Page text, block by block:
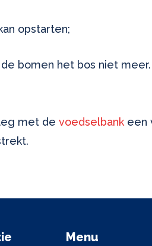
opstarten;
bomen het bos niet meer.
met de voedselbank een
Menu